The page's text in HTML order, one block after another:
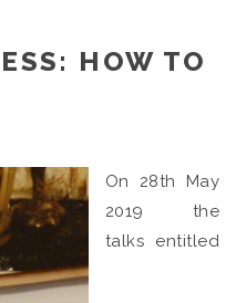
HOW TO
On 28th May
2019 the
talks entitled